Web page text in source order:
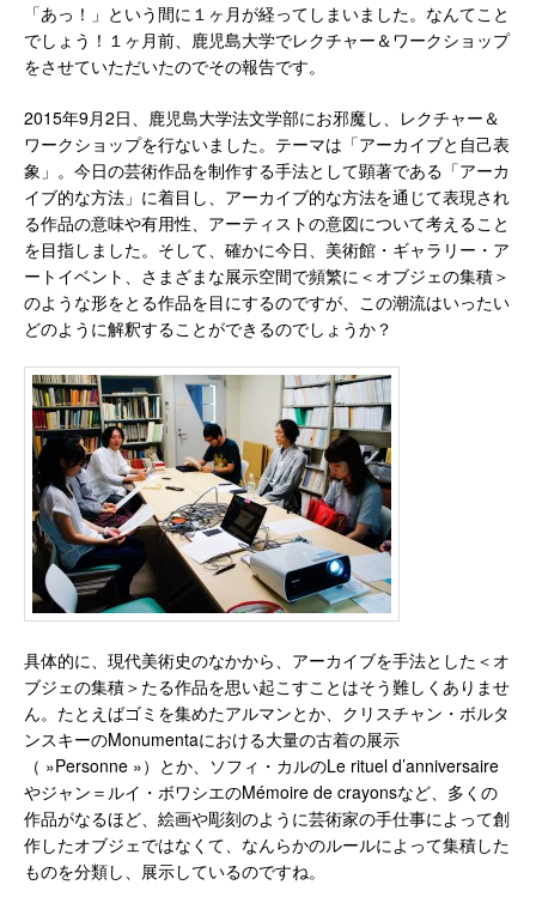
「あっ！」という間に１ヶ月が経ってしまいました。なんてこと
でしょう！１ヶ月前、鹿児島大学でレクチャー＆ワークショップ
をさせていただいたのでその報告です。
2015年9月2日、鹿児島大学法文学部にお邪魔し、レクチャー＆
ワークショップを行ないました。テーマは「アーカイブと自己表
象」。今日の芸術作品を制作する手法として顕著である「アーカ
イブ的な方法」に着目し、アーカイブ的な方法を通じて表現され
る作品の意味や有用性、アーティストの意図について考えること
を目指しました。そして、確かに今日、美術館・ギャラリー・ア
ートイベント、さまざまな展示空間で頻繁に＜オブジェの集積＞
のような形をとる作品を目にするのですが、この潮流はいったい
どのように解釈することができるのでしょうか？
具体的に、現代美術史のなかから、アーカイブを手法とした＜オ
ブジェの集積＞たる作品を思い起こすことはそう難しくありませ
ん。たとえばゴミを集めたアルマンとか、クリスチャン・ボルタ
ンスキーのMonumentaにおける大量の古着の展示
（ »Personne »）とか、ソフィ・カルのLe rituel d’anniversaire
やジャン＝ルイ・ボワシエのMémoire de crayonsなど、多くの
作品がなるほど、絵画や彫刻のように芸術家の手仕事によって創
作したオブジェではなくて、なんらかのルールによって集積した
ものを分類し、展示しているのですね。